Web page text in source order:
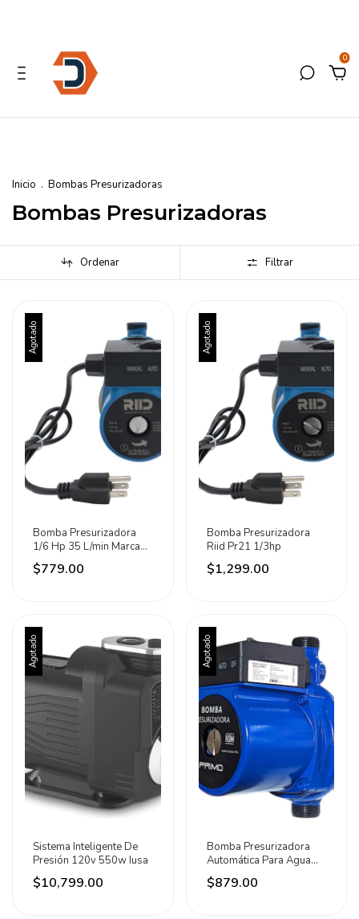
0
Inicio . Bombas Presurizadoras
Bombas Presurizadoras
Ordenar Filtrar
Agotado
Bomba Presurizadora
1/6 Hp 35 L/min Marca
Riid
$779.00
Agotado
Bomba Presurizadora
Riid Pr21 1/3hp
$1,299.00
Agotado
Sistema Inteligente De
Presión 120v 550w Iusa
$10,799.00
Agotado
Bomba Presurizadora
Automática Para Agua
1/6hp Iusa
$879.00